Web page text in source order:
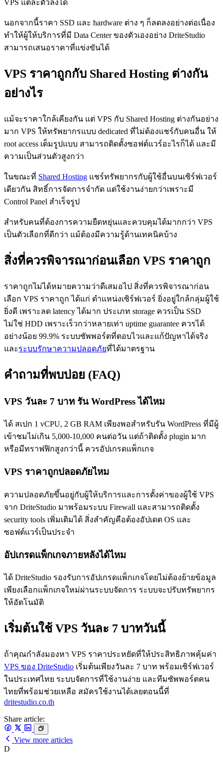
VPS แต่ละตัวลงได้
นอกจากนี้ราคา SSD และ hardware ต่าง ๆ ก็ลดลงอย่างต่อเนื่อง
ทำให้ผู้ให้บริการที่มี Data Center ของตัวเองอย่าง DriteStudio
สามารถเสนอราคาที่แข่งขันได้
VPS ราคาถูกกับ Shared Hosting ต่างกัน
อย่างไร
แม้จะราคาใกล้เคียงกัน แต่ VPS กับ Shared Hosting ต่างกันอย่าง
มาก VPS ให้ทรัพยากรแบบ dedicated ที่ไม่ต้องแชร์กับคนอื่น ให้
root access เต็มรูปแบบ สามารถติดตั้งซอฟต์แวร์อะไรก็ได้ และมี
ความเป็นส่วนตัวสูงกว่า
ในขณะที่ Shared Hosting แชร์ทรัพยากรกับผู้ใช้อื่นบนเซิร์ฟเวอร์
เดียวกัน สิทธิ์การจัดการจำกัด แต่ใช้งานง่ายกว่าเพราะมี
Control Panel สำเร็จรูป
สำหรับคนที่ต้องการความยืดหยุ่นและควบคุมได้มากกว่า VPS
เป็นตัวเลือกที่ดีกว่า แม้ต้องมีความรู้ด้านเทคนิคบ้าง
สิ่งที่ควรพิจารณาก่อนเลือก VPS ราคาถูก
ราคาถูกไม่ได้หมายความว่าดีเสมอไป สิ่งที่ควรพิจารณาก่อน
เลือก VPS ราคาถูก ได้แก่ ตำแหน่งเซิร์ฟเวอร์ ยิ่งอยู่ใกล้กลุ่มผู้ใช้
ยิ่งดี เพราะลด latency ได้มาก ประเภท storage ควรเป็น SSD
ไม่ใช่ HDD เพราะเร็วกว่าหลายเท่า uptime guarantee ควรได้
อย่างน้อย 99.9% ระบบซัพพอร์ตที่ตอบไวและแก้ปัญหาได้จริง
และระบบรักษาความปลอดภัยที่ได้มาตรฐาน
คำถามที่พบบ่อย (FAQ)
VPS วันละ 7 บาท รัน WordPress ได้ไหม
ได้ สเปก 1 vCPU, 2 GB RAM เพียงพอสำหรับรัน WordPress ที่มีผู้
เข้าชมไม่เกิน 5,000-10,000 คนต่อวัน แต่ถ้าติดตั้ง plugin มาก
หรือมีทราฟฟิกสูงกว่านี้ ควรอัปเกรดแพ็กเกจ
VPS ราคาถูกปลอดภัยไหม
ความปลอดภัยขึ้นอยู่กับผู้ให้บริการและการตั้งค่าของผู้ใช้ VPS
จาก DriteStudio มาพร้อมระบบ Firewall และสามารถติดตั้ง
security tools เพิ่มเติมได้ สิ่งสำคัญคือต้องอัปเดต OS และ
ซอฟต์แวร์เป็นประจำ
อัปเกรดแพ็กเกจภายหลังได้ไหม
ได้ DriteStudio รองรับการอัปเกรดแพ็กเกจโดยไม่ต้องย้ายข้อมูล
เพียงเลือกแพ็กเกจใหม่ผ่านระบบจัดการ ระบบจะปรับทรัพยากร
ให้อัตโนมัติ
เริ่มต้นใช้ VPS วันละ 7 บาทวันนี้
ถ้าคุณกำลังมองหา VPS ราคาประหยัดที่ให้ประสิทธิภาพคุ้มค่า
VPS ของ DriteStudio เริ่มต้นเพียงวันละ 7 บาท พร้อมเซิร์ฟเวอร์
ในประเทศไทย ระบบจัดการที่ใช้งานง่าย และทีมซัพพอร์ตคน
ไทยที่พร้อมช่วยเหลือ สมัครใช้งานได้เลยตอนนี้ที่
dritestudio.co.th
Share article:
View more articles
D